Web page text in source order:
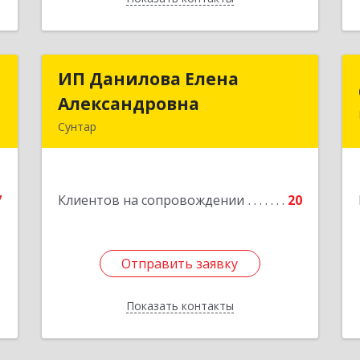
ИП Данилова Елена
Александровна
Сунтар
Клиентов на сопровождении 20
Отправить заявку
Показать контакты
ИП Данилова Елена
Александровна
Отправить заявку
Назад